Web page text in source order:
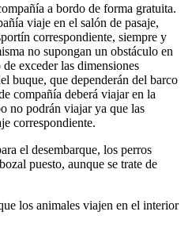
a bordo de forma gratuita.
viaje en el salón de pasaje,
correspondiente, siempre y
no supongan un obstáculo en
exceder las dimensiones
buque, que dependerán del barco
compañía deberá viajar en la
no podrán viajar ya que las
correspondiente.
el desembarque, los perros
puesto, aunque se trate de
los animales viajen en el interior